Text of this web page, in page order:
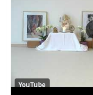
YouTube